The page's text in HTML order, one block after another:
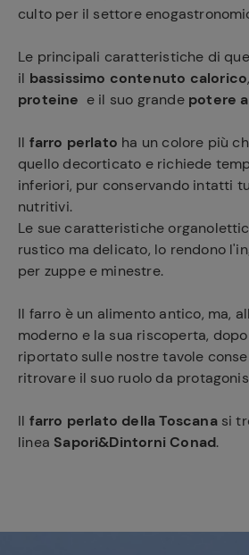
culto per il settore
Le principali caratteristiche di
il bassissimo contenuto calorico
proteine e il suo grande potere
Il farro perlato ha un colore più
quello decorticato e richiede
inferiori, pur conservando intatti
nutritivi.
Le sue caratteristiche
rustico ma delicato, lo rendono
per zuppe e minestre.
Il farro è un alimento antico, ma,
moderno e la sua riscoperta,
riportato sulle nostre tavole
ritrovare il suo ruolo da
Il farro perlato della Toscanasi
linea Sapori&Dintorni Conad.